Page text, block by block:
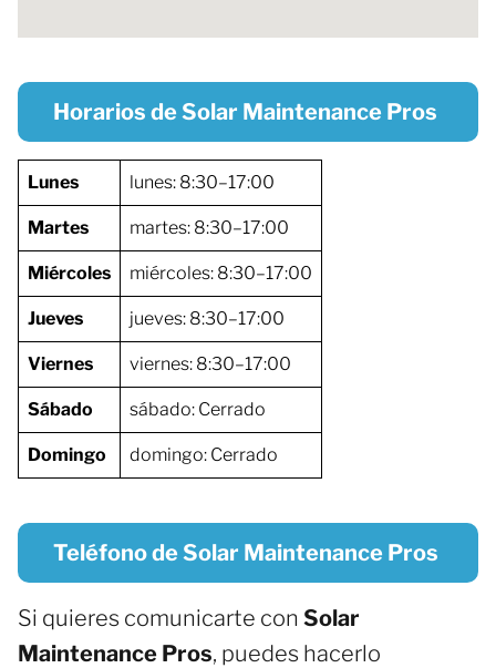
Horarios de Solar Maintenance Pros
Lunes lunes: 8:30–17:00
Martes martes: 8:30–17:00
Miércoles miércoles: 8:30–17:00
Jueves jueves: 8:30–17:00
Viernes viernes: 8:30–17:00
Sábado sábado: Cerrado
Domingo domingo: Cerrado
Teléfono de Solar Maintenance Pros
Si quieres comunicarte con Solar
Maintenance Pros, puedes hacerlo